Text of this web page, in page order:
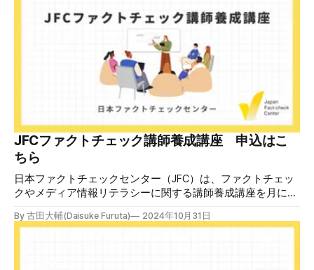
（PMDA）の一般人向けくすり情報サイト「PMDAおくすり
サーチ」で検索すると、カロナールの効果は以下の通りだ。
・解熱鎮痛剤と呼ばれ
JFCファクトチェック講師養成講座 申込はこ
ちら
日本ファクトチェックセンター（JFC）は、ファクトチェッ
クやメディア情報リテラシーに関する講師養成講座を月に1
認定バッジと教室や職場などで利用可能な教材を提供しま
By 古田大輔(Daisuke Furuta) 2024年10月31日